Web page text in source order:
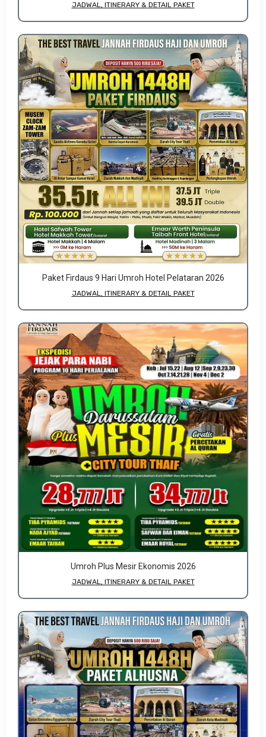
JADWAL, ITINERARY & DETAIL PAKET
Paket Firdaus 9 Hari Umroh Hotel Pelataran 2026
JADWAL, ITINERARY & DETAIL PAKET
Umroh Plus Mesir Ekonomis 2026
JADWAL, ITINERARY & DETAIL PAKET